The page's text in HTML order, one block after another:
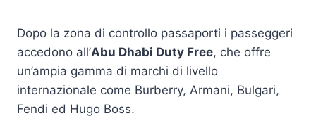
Dopo la zona di controllo passaporti i passeggeri
accedono all’Abu Dhabi Duty Free, che offre
un’ampia gamma di marchi di livello
internazionale come Burberry, Armani, Bulgari,
Fendi ed Hugo Boss.